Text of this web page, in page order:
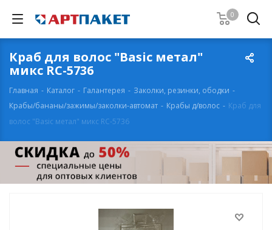
0
Краб для волос "Basic метал"
микс RC-5736
Главная - Каталог - Галантерея - Заколки, резинки, ободки -
Крабы/бананы/зажимы/заколки-автомат - Крабы д/волос - Краб для
волос "Basic метал" микс RC-5736